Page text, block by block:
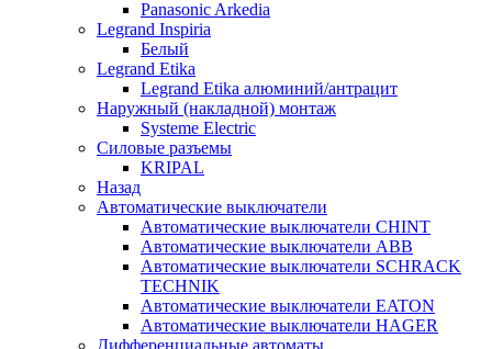
Panasonic Arkedia
Legrand Inspiria
Белый
Legrand Etika
Legrand Etika алюминий/антрацит
Наружный (накладной) монтаж
Systeme Electric
Силовые разъемы
KRIPAL
Назад
Автоматические выключатели
Автоматические выключатели CHINT
Автоматические выключатели ABB
Автоматические выключатели SCHRACK
TECHNIK
Автоматические выключатели EATON
Автоматические выключатели HAGER
Дифференциальные автоматы